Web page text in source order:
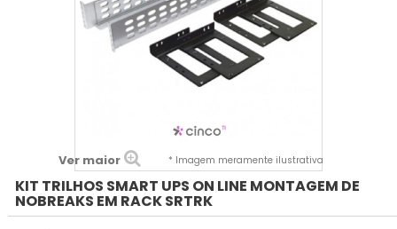
Ver maior * Imagem meramente ilustrativa
KIT TRILHOS SMART UPS ON LINE MONTAGEM DE
NOBREAKS EM RACK SRTRK